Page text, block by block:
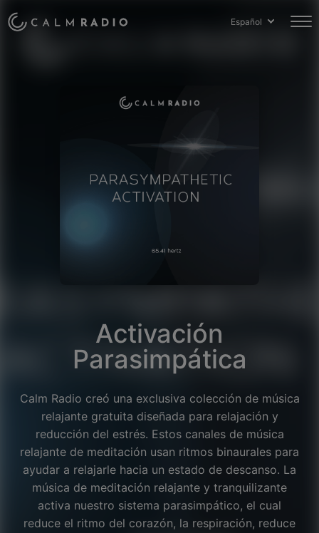
Español
Activación
Parasimpática
Calm Radio creó una exclusiva colección de música
relajante gratuita diseñada para relajación y
reducción del estrés. Estos canales de música
relajante de meditación usan ritmos binaurales para
ayudar a relajarle hacia un estado de descanso. La
música de meditación relajante y tranquilizante
activa nuestro sistema parasimpático, el cual
reduce el ritmo del corazón, la respiración, reduce
Facebook